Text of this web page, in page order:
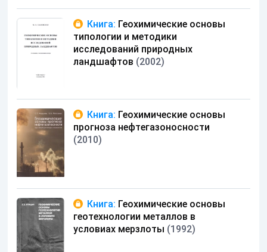
Книга: Геохимические основы
типологии и методики
исследований природных
ландшафтов (2002)
Книга: Геохимические основы
прогноза нефтегазоносности
(2010)
Книга: Геохимические основы
геотехнологии металлов в
условиах мерзлоты (1992)